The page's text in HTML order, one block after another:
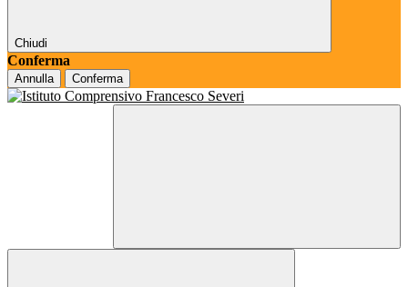
Chiudi
Conferma
Annulla Conferma